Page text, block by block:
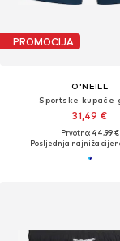
PROMOCIJA
O'NEILL
Sportske kupaće
31,49 €
Prvotno: 44,99 €
Posljednja najniža